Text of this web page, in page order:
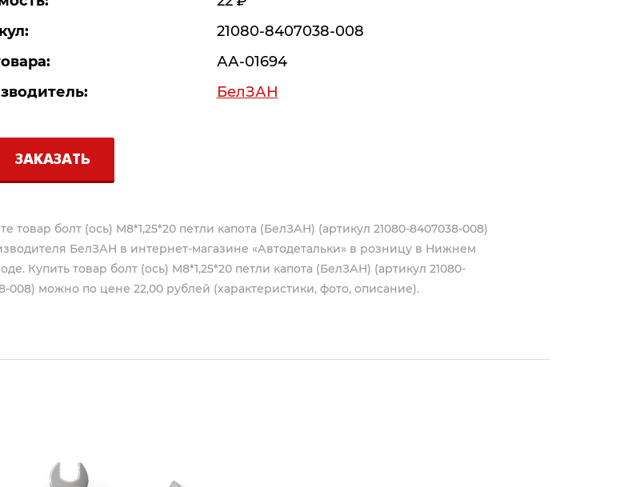
21080-8407038-008
АА-01694
БелЗАН
ЗАКАЗАТЬ
товар болт (ось) М8*1,25*20 петли капота (БелЗАН) (артикул 21080-8407038-008)
БелЗАН в интернет-магазине «Автодетальки» в розницу в Нижнем
Купить товар болт (ось) М8*1,25*20 петли капота (БелЗАН) (артикул 21080-
008) можно по цене 22,00 рублей (характеристики, фото, описание).